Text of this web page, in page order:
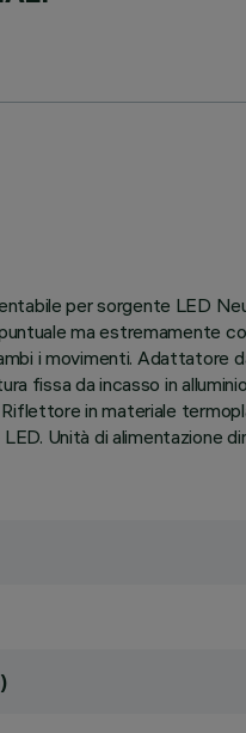
per sorgente LED
puntuale ma
i movimenti. Adattatore
fissa da incasso in
in materiale
Unità di alimentazione